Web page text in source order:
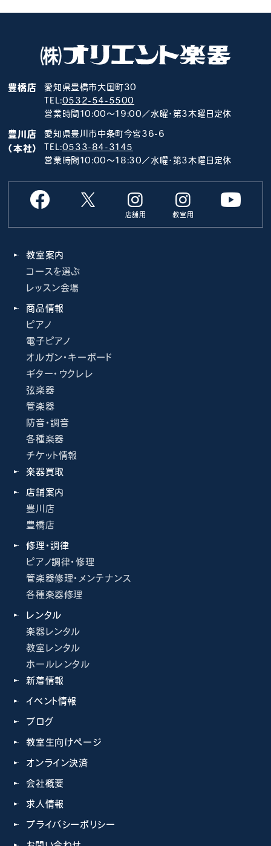
豊橋店
愛知県豊橋市大国町30
TEL:0532-54-5500
営業時間10:00～19:00／水曜･第3木曜日定休
豊川店
（本社）
愛知県豊川市中条町今宮36-6
TEL:0533-84-3145
営業時間10:00～18:30／水曜･第3木曜日定休
店舗用 教室用
教室案内
コースを選ぶ
レッスン会場
商品情報
ピアノ
電子ピアノ
オルガン・キーボード
ギター・ウクレレ
弦楽器
管楽器
防音・調音
各種楽器
チケット情報
楽器買取
店舗案内
豊川店
豊橋店
修理・調律
ピアノ調律・修理
管楽器修理・メンテナンス
各種楽器修理
レンタル
楽器レンタル
教室レンタル
ホールレンタル
新着情報
イベント情報
ブログ
教室生向けページ
オンライン決済
会社概要
求人情報
プライバシーポリシー